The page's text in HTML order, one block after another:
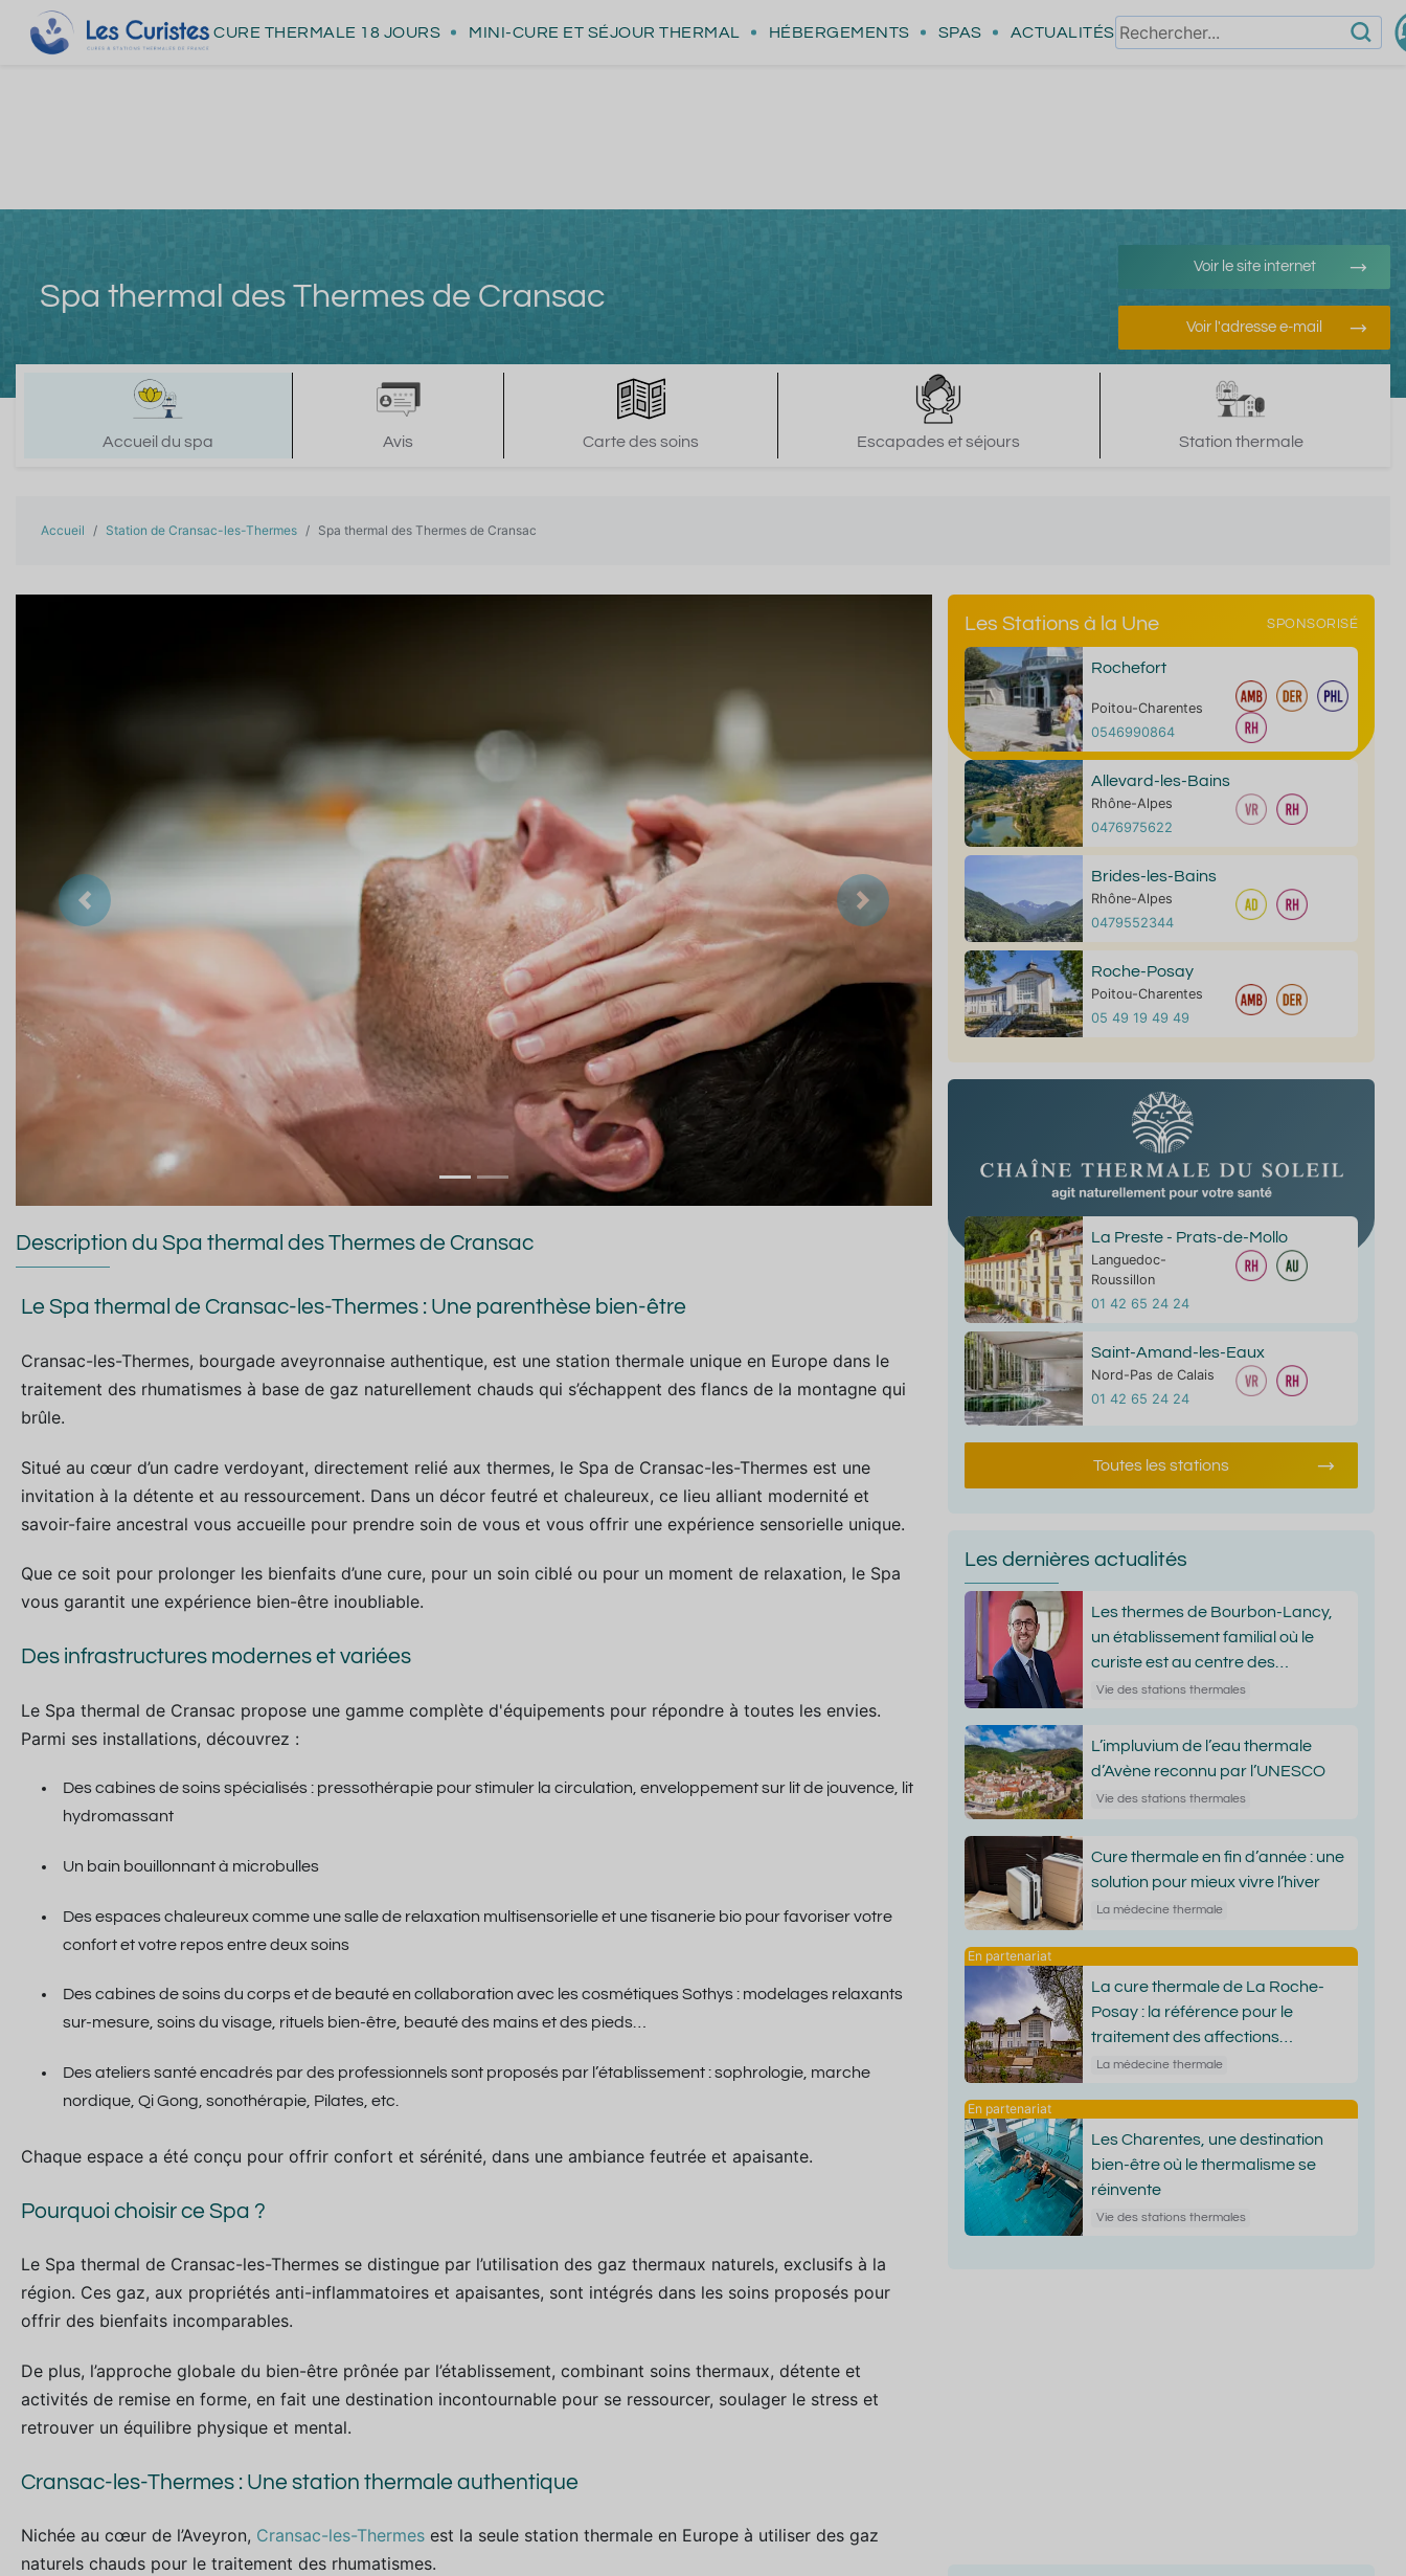
CURE THERMALE 18 JOURS MINI-CURE ET SÉJOUR THERMAL HÉBERGEMENTS SPAS ACTUALITÉS
Spa thermal des Thermes de Cransac
Voir le site internet
Voir l'adresse e-mail
Accueil du spa Avis Carte des soins Escapades et séjours Station thermale
Accueil Station de Cransac-les-Thermes Spa thermal des Thermes de Cransac
Précedent Suivant
Description du Spa thermal des Thermes de Cransac
Le Spa thermal de Cransac-les-Thermes : Une parenthèse bien-être
Cransac-les-Thermes, bourgade aveyronnaise authentique, est une station thermale unique en Europe dans le
traitement des rhumatismes à base de gaz naturellement chauds qui s’échappent des flancs de la montagne qui
brûle.
Situé au cœur d’un cadre verdoyant, directement relié aux thermes, le Spa de Cransac-les-Thermes est une
invitation à la détente et au ressourcement. Dans un décor feutré et chaleureux, ce lieu alliant modernité et
savoir-faire ancestral vous accueille pour prendre soin de vous et vous offrir une expérience sensorielle unique.
Que ce soit pour prolonger les bienfaits d’une cure, pour un soin ciblé ou pour un moment de relaxation, le Spa
vous garantit une expérience bien-être inoubliable.
Des infrastructures modernes et variées
Le Spa thermal de Cransac propose une gamme complète d'équipements pour répondre à toutes les envies.
Parmi ses installations, découvrez :
Des cabines de soins spécialisés : pressothérapie pour stimuler la circulation, enveloppement sur lit de jouvence, lit
hydromassant
Un bain bouillonnant à microbulles
Des espaces chaleureux comme une salle de relaxation multisensorielle et une tisanerie bio pour favoriser votre
confort et votre repos entre deux soins
Des cabines de soins du corps et de beauté en collaboration avec les cosmétiques Sothys : modelages relaxants
sur-mesure, soins du visage, rituels bien-être, beauté des mains et des pieds…
Des ateliers santé encadrés par des professionnels sont proposés par l’établissement : sophrologie, marche
nordique, Qi Gong, sonothérapie, Pilates, etc.
Chaque espace a été conçu pour offrir confort et sérénité, dans une ambiance feutrée et apaisante.
Pourquoi choisir ce Spa ?
Le Spa thermal de Cransac-les-Thermes se distingue par l’utilisation des gaz thermaux naturels, exclusifs à la
région. Ces gaz, aux propriétés anti-inflammatoires et apaisantes, sont intégrés dans les soins proposés pour
offrir des bienfaits incomparables.
De plus, l’approche globale du bien-être prônée par l’établissement, combinant soins thermaux, détente et
activités de remise en forme, en fait une destination incontournable pour se ressourcer, soulager le stress et
retrouver un équilibre physique et mental.
Cransac-les-Thermes : Une station thermale authentique
Nichée au cœur de l’Aveyron, Cransac-les-Thermes est la seule station thermale en Europe à utiliser des gaz
naturels chauds pour le traitement des rhumatismes.
Les Stations à la Une SPONSORISÉ
Rochefort
Poitou-Charentes
0546990864
Allevard-les-Bains
Rhône-Alpes
0476975622
Brides-les-Bains
Rhône-Alpes
0479552344
Roche-Posay
Poitou-Charentes
05 49 19 49 49
La Preste - Prats-de-Mollo
Languedoc-
Roussillon
01 42 65 24 24
Saint-Amand-les-Eaux
Nord-Pas de Calais
01 42 65 24 24
Toutes les stations
Les dernières actualités
Les thermes de Bourbon-Lancy,
un établissement familial où le
curiste est au centre des
attentions
Vie des stations thermales
L’impluvium de l’eau thermale
d’Avène reconnu par l’UNESCO
Vie des stations thermales
Cure thermale en fin d’année : une
solution pour mieux vivre l’hiver
La médecine thermale
La cure thermale de La Roche-
Posay : la référence pour le
traitement des affections
dermatologiques
La médecine thermale
Les Charentes, une destination
bien-être où le thermalisme se
réinvente
Vie des stations thermales